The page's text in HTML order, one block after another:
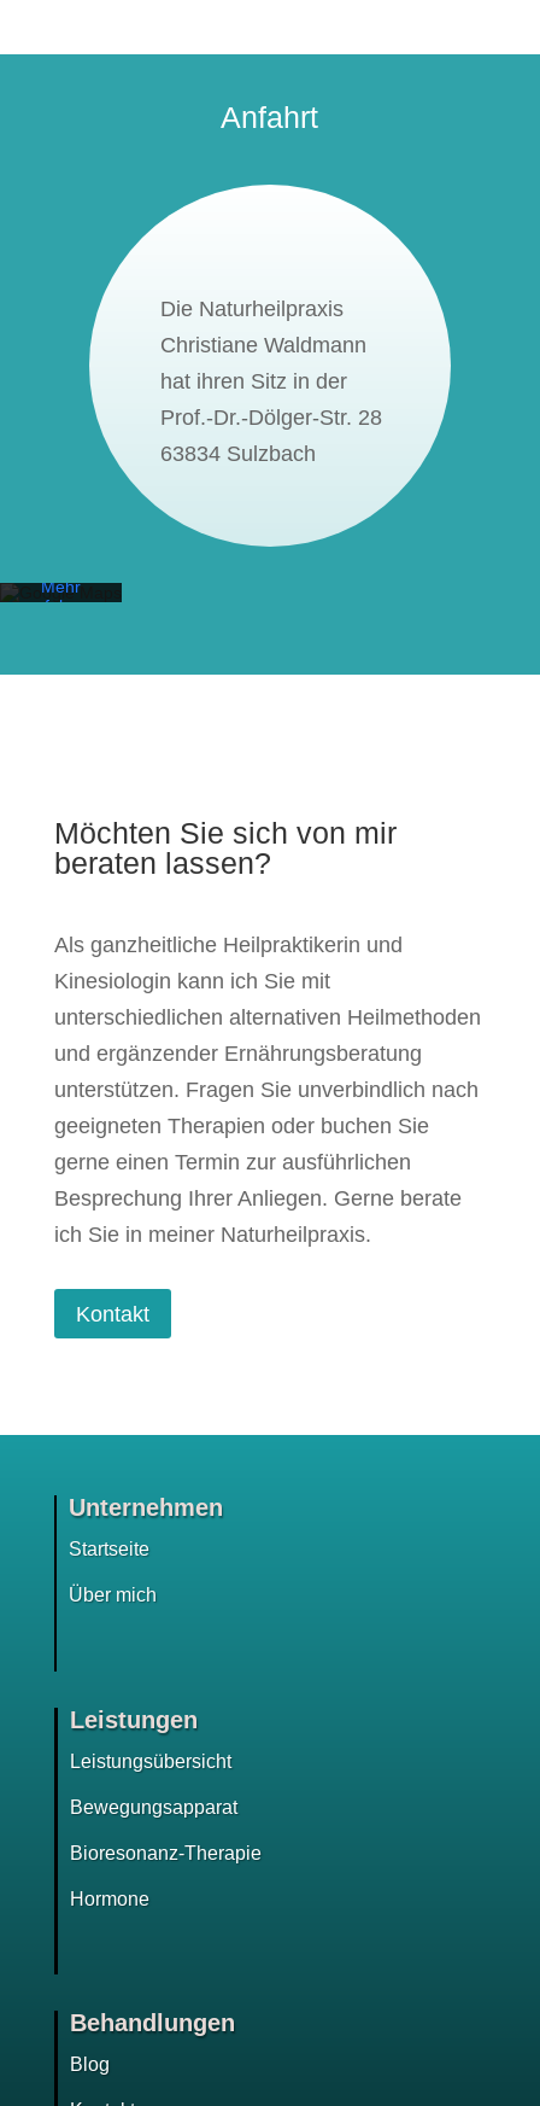
Anfahrt
Die Naturheilpraxis
Christiane Waldmann
hat ihren Sitz in der
Prof.-Dr.-Dölger-Str. 28
63834 Sulzbach
Datenschutzerklärung
Mehr
erfahren
Möchten Sie sich von mir
beraten lassen?
Als ganzheitliche Heilpraktikerin und
Kinesiologin kann ich Sie mit
unterschiedlichen alternativen Heilmethoden
und ergänzender Ernährungsberatung
unterstützen. Fragen Sie unverbindlich nach
geeigneten Therapien oder buchen Sie
gerne einen Termin zur ausführlichen
Besprechung Ihrer Anliegen. Gerne berate
ich Sie in meiner Naturheilpraxis.
Kontakt
Unternehmen
Startseite
Über mich
Leistungen
Leistungsübersicht
Bewegungsapparat
Bioresonanz-Therapie
Hormone
Behandlungen
Blog